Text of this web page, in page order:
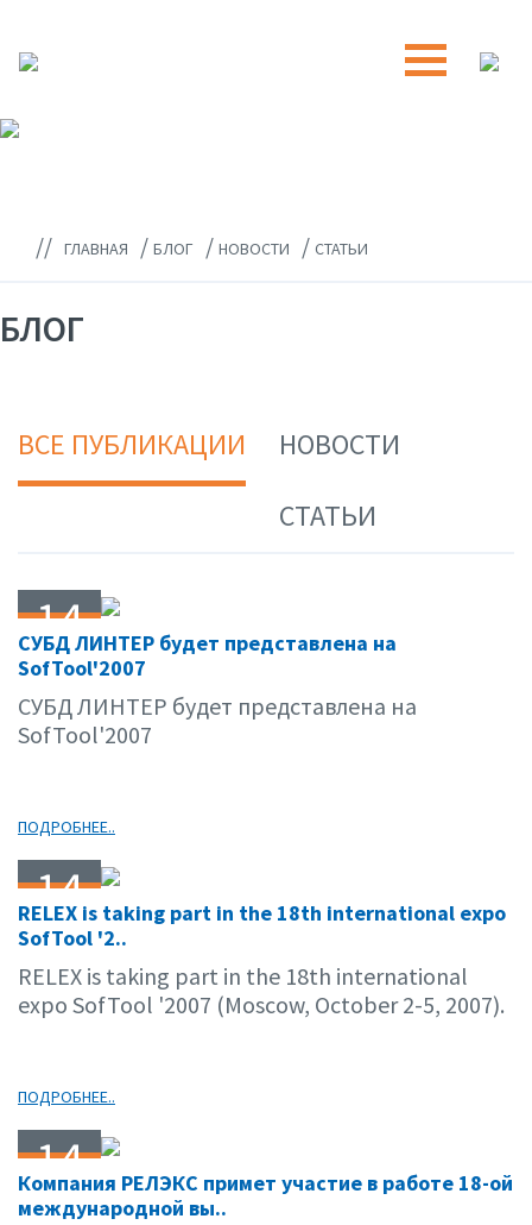
// ГЛАВНАЯ / БЛОГ / НОВОСТИ / СТАТЬИ
БЛОГ
ВСЕ ПУБЛИКАЦИИ
НОВОСТИ
СТАТЬИ
14
09.07
СУБД ЛИНТЕР будет представлена на
SofTool'2007
СУБД ЛИНТЕР будет представлена на
SofTool'2007
ПОДРОБНЕЕ..
14
09.07
RELEX is taking part in the 18th international expo
SofTool '2..
RELEX is taking part in the 18th international
expo SofTool '2007 (Moscow, October 2-5, 2007).
ПОДРОБНЕЕ..
14
09.07
Компания РЕЛЭКС примет участие в работе 18-ой
международной вы..